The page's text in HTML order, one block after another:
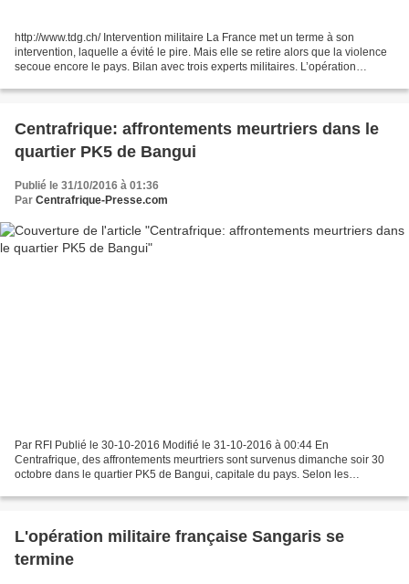
http://www.tdg.ch/ Intervention militaire La France met un terme à son
intervention, laquelle a évité le pire. Mais elle se retire alors que la violence
secoue encore le pays. Bilan avec trois experts militaires. L’opération
Centrafrique: affrontements meurtriers dans le
quartier PK5 de Bangui
Publié le 31/10/2016 à 01:36
Par Centrafrique-Presse.com
Par RFI Publié le 30-10-2016 Modifié le 31-10-2016 à 00:44 En
Centrafrique, des affrontements meurtriers sont survenus dimanche soir 30
octobre dans le quartier PK5 de Bangui, capitale du pays. Selon les
L'opération militaire française Sangaris se
termine